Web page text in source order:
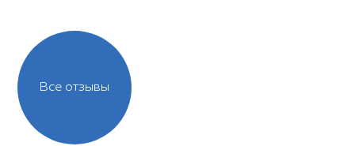
Все отзывы